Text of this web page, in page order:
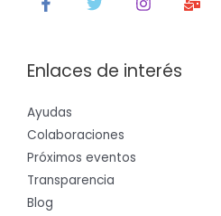
Enlaces de interés
Ayudas
Colaboraciones
Próximos eventos
Transparencia
Blog